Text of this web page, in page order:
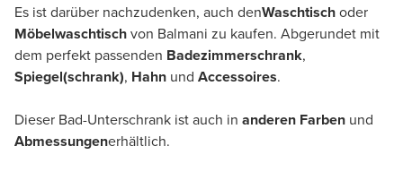
Es ist darüber nachzudenken, auch denWaschtischoder
Möbelwaschtischvon Balmani zu kaufen. Abgerundet mit
dem perfekt passenden Badezimmerschrank,
Spiegel(schrank), Hahn und Accessoires.
Dieser Bad-Unterschrank ist auch in anderen Farben und
Abmessungenerhältlich.